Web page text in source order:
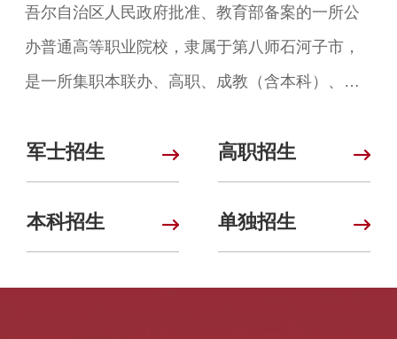
吾尔自治区人民政府批准、教育部备案的一所公
办普通高等职业院校，隶属于第八师石河子市，
是一所集职本联办、高职、成教（含本科）、培
校。
军士招生 高职招生
本科招生 单独招生